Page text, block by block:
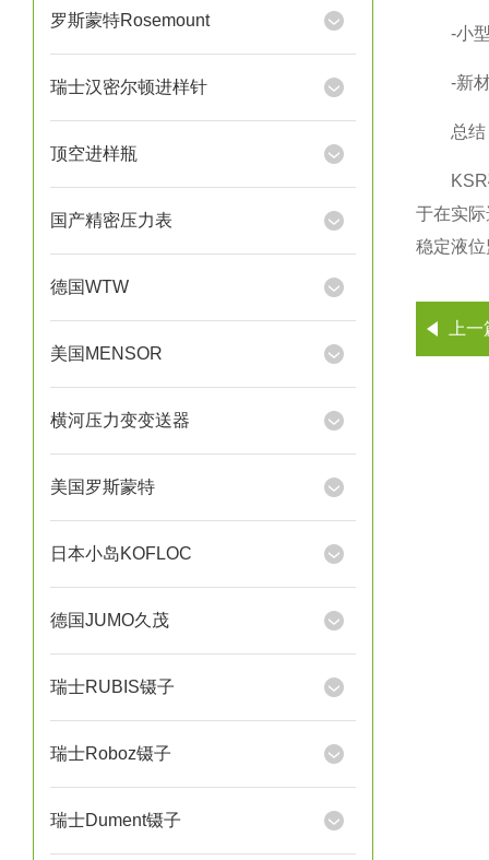
罗斯蒙特Rosemount
瑞士汉密尔顿进样针
顶空进样瓶
国产精密压力表
德国WTW
美国MENSOR
横河压力变变送器
美国罗斯蒙特
日本小岛KOFLOC
德国JUMO久茂
瑞士RUBIS镊子
瑞士Roboz镊子
瑞士Dument镊子
-小型
-新材
总结
KSR磁
于在实
稳定液
上